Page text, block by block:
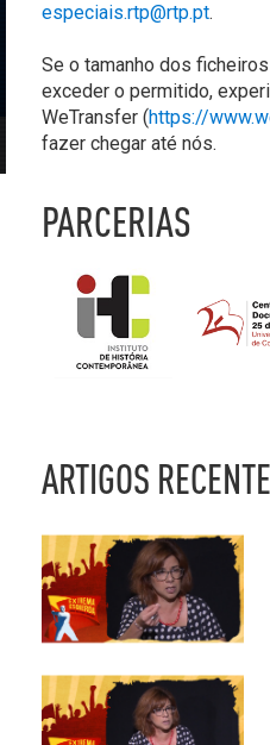
especiais.rtp@rtp.pt.
Se o tamanho dos
exceder o permitido,
WeTransfer (https://
fazer chegar até nós.
PARCERIAS
ARTIGOS